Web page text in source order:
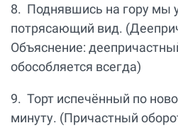
8. Поднявшись на гору мы
потрясающий вид.
Объяснение:
обособляется всегда)
9. Торт испечённый по
минуту. (Причастный